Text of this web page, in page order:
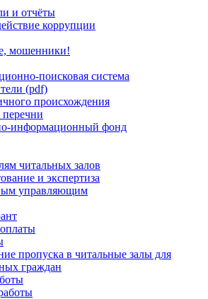
и отчёты
коррупции
мошенники!
поисковая система
(pdf)
происхождения
информационный фонд
читальных залов
и экспертиза
управляющим
пропуска в читальные залы для
граждан